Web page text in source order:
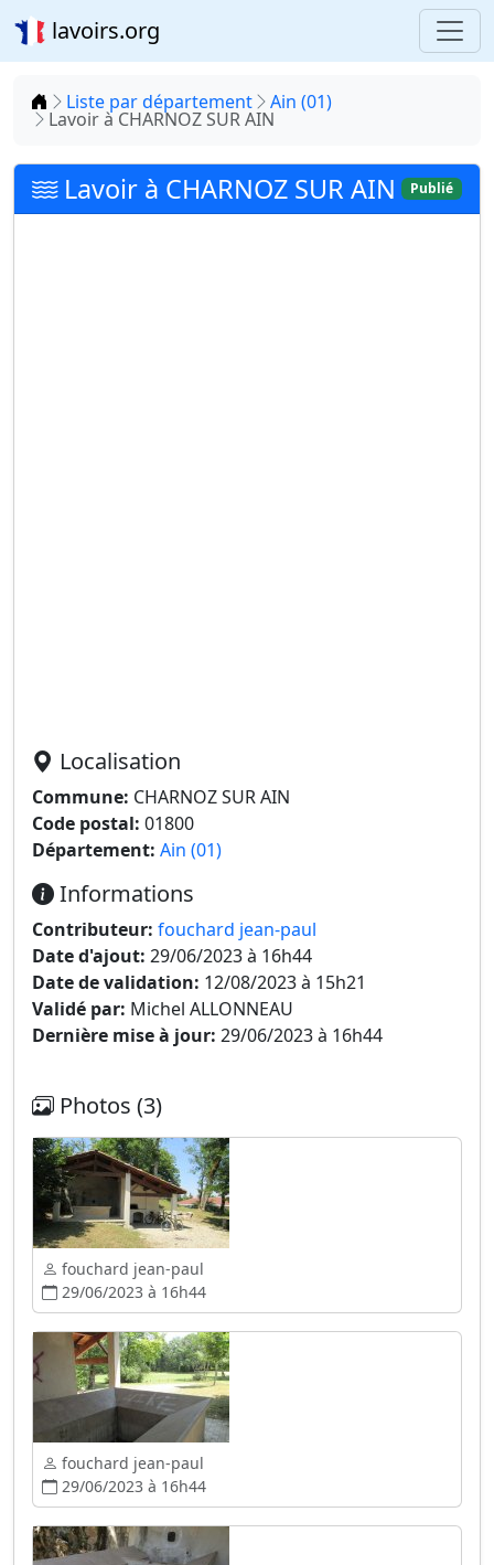
lavoirs.org
Accueil
Liste par département Ain (01)
Lavoir à CHARNOZ SUR AIN
Lavoir à CHARNOZ SUR AIN Publié
Localisation
Commune: CHARNOZ SUR AIN
Code postal: 01800
Département: Ain (01)
Informations
Contributeur: fouchard jean-paul
Date d'ajout: 29/06/2023 à 16h44
Date de validation: 12/08/2023 à 15h21
Validé par: Michel ALLONNEAU
Dernière mise à jour: 29/06/2023 à 16h44
Photos (3)
fouchard jean-paul
29/06/2023 à 16h44
fouchard jean-paul
29/06/2023 à 16h44